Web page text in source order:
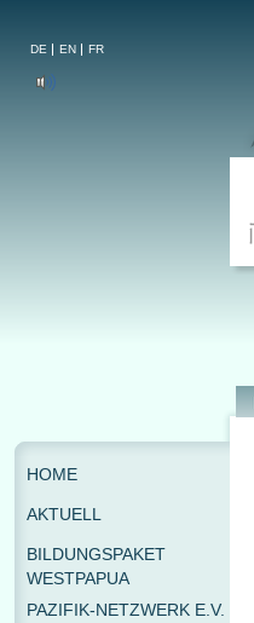
DE EN FR
HOME
AKTUELL
BILDUNGSPAKET
WESTPAPUA
PAZIFIK-NETZWERK E.V.